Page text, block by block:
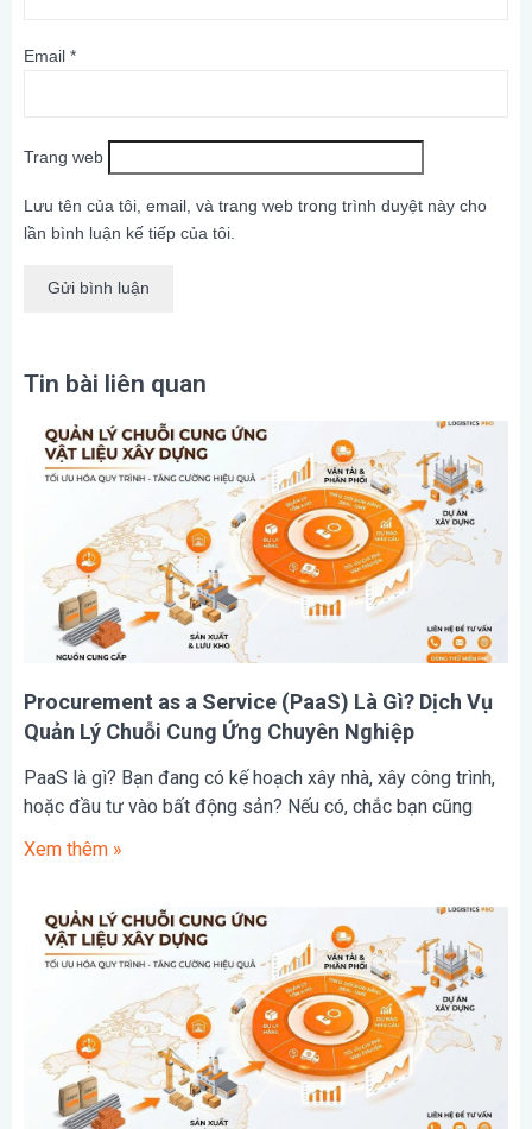
Email *
Trang web
Lưu tên của tôi, email, và trang web trong trình duyệt này cho
lần bình luận kế tiếp của tôi.
Tin bài liên quan
Procurement as a Service (PaaS) Là Gì? Dịch Vụ
Quản Lý Chuỗi Cung Ứng Chuyên Nghiệp
PaaS là gì? Bạn đang có kế hoạch xây nhà, xây công trình,
hoặc đầu tư vào bất động sản? Nếu có, chắc bạn cũng
Xem thêm »